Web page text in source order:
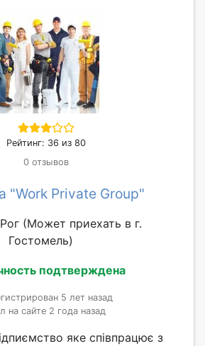
Рейтинг: 36 из 80
0 отзывов
"Work Private Group"
(Может приехать в г.
Гостомель)
подтверждена
5 лет назад
на сайте 2 года назад
яке співпрацює з